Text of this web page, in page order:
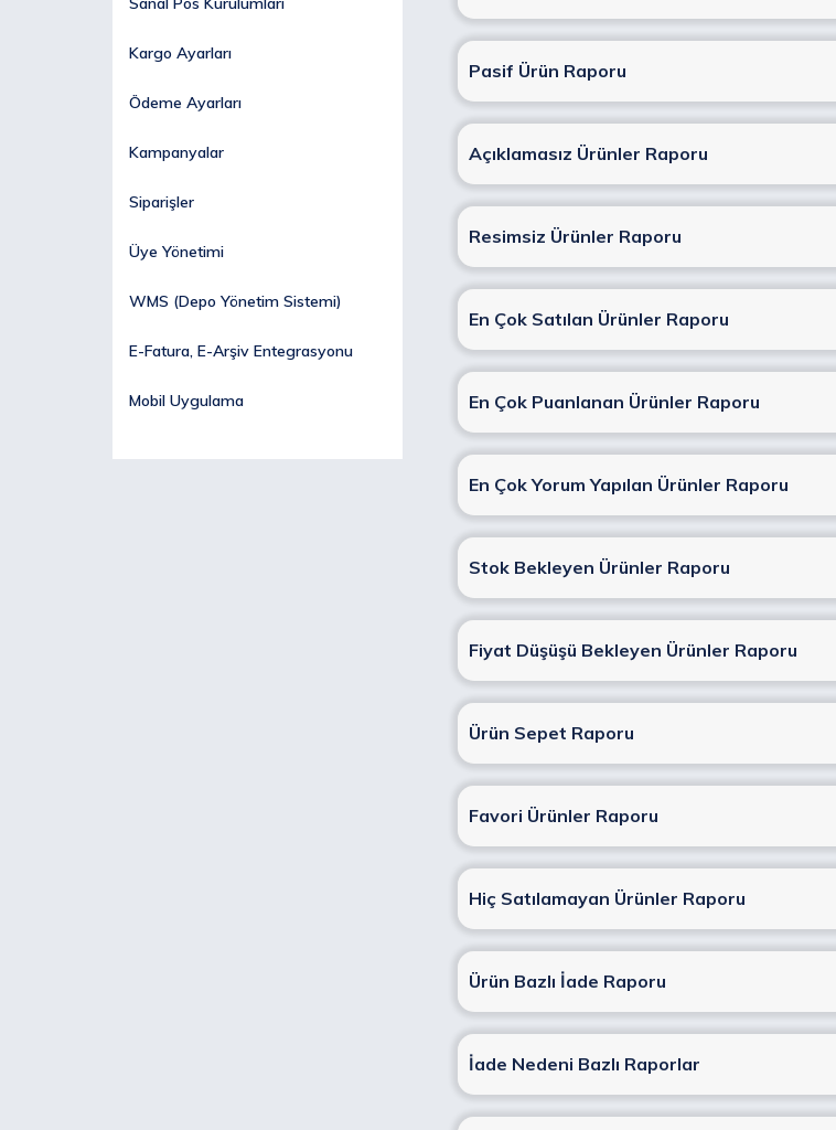
Kargo Ayarları
Ödeme Ayarları
Kampanyalar
Siparişler
Üye Yönetimi
WMS (Depo Yönetim Sistemi)
E-Fatura, E-Arşiv Entegrasyonu
Mobil Uygulama
Pasif Ürün Raporu
Açıklamasız Ürünler Raporu
Resimsiz Ürünler Raporu
En Çok Satılan Ürünler Raporu
En Çok Puanlanan Ürünler Raporu
En Çok Yorum Yapılan Ürünler Raporu
Stok Bekleyen Ürünler Raporu
Fiyat Düşüşü Bekleyen Ürünler Raporu
Ürün Sepet Raporu
Favori Ürünler Raporu
Hiç Satılamayan Ürünler Raporu
Ürün Bazlı İade Raporu
İade Nedeni Bazlı Raporlar